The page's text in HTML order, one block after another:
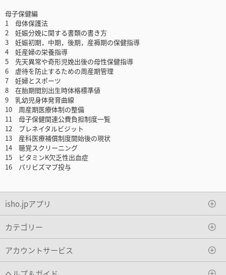
母子保健編
1 母体保護法
2 妊娠分娩に関する書類の書き方
3 妊娠初期，中期，後期，産褥期の保健指導
4 妊産婦の栄養指導
5 先天異常や奇形児娩出後の母性保健指導
6 虐待を防止するための周産期管理
7 妊婦とスポーツ
8 在胎期間別出生時体格標準値
9 乳幼児身体発育曲線
10 周産期医療体制の整備
11 母子保健関連公費負担制度一覧
12 プレネイタルビジット
13 産科医療補償制度開始後の現状
14 聴覚スクリーニング
15 ビタミンK欠乏性出血症
16 パリビズマブ投与
isho.jpアプリ
カテゴリー
アカウントサービス